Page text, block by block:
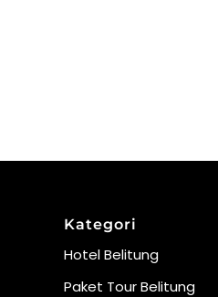
Kategori
Hotel Belitung
Paket Tour Belitung